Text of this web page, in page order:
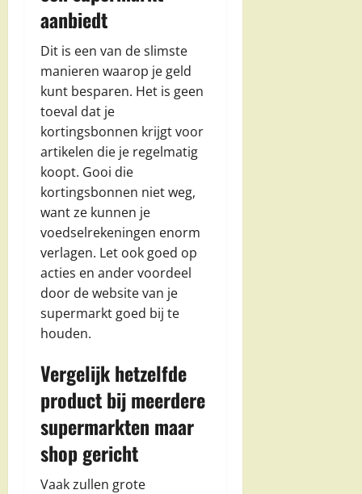
aanbiedt
Dit is een van de slimste
manieren waarop je geld
kunt besparen. Het is geen
toeval dat je
kortingsbonnen krijgt voor
artikelen die je regelmatig
koopt. Gooi die
kortingsbonnen niet weg,
want ze kunnen je
voedselrekeningen enorm
verlagen. Let ook goed op
acties en ander voordeel
door de website van je
supermarkt goed bij te
houden.
Vergelijk hetzelfde
product bij meerdere
supermarkten maar
shop gericht
Vaak zullen grote